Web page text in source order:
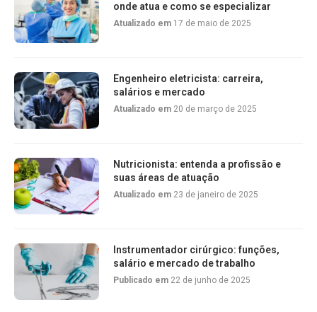
onde atua e como se especializar
Atualizado em 17 de maio de 2025
Engenheiro eletricista: carreira,
salários e mercado
Atualizado em 20 de março de 2025
Nutricionista: entenda a profissão e
suas áreas de atuação
Atualizado em 23 de janeiro de 2025
Instrumentador cirúrgico: funções,
salário e mercado de trabalho
Publicado em 22 de junho de 2025